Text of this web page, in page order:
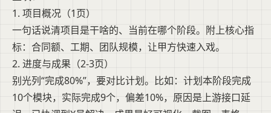
1. 项目概况（1页）
一句话说清项目是干啥的、当前在哪个阶段。附上核心指
标：合同额、工期、团队规模，让甲方快速入戏。
2. 进度与成果（2-3页）
别光列“完成80%”，要对比计划。比如：计划本阶段完成
10个模块，实际完成9个，偏差10%，原因是上游接口延